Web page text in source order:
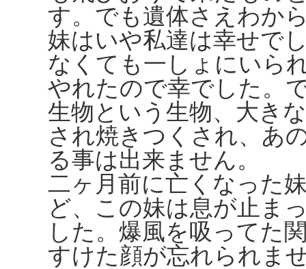
す。でも遺体さえわか
妹はいや私達は幸せで
なくても一しょにいら
やれたので幸でした。
生物という生物、大き
され焼きつくされ、あ
る事は出来ません。
二ヶ月前に亡くなった
ど、この妹は息が止ま
した。爆風を吸ってた
すけた顔が忘れられま